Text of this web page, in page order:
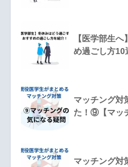
【医学部生
め過ごし方10
マッチング対
た！⑨【マッ
マッチング対